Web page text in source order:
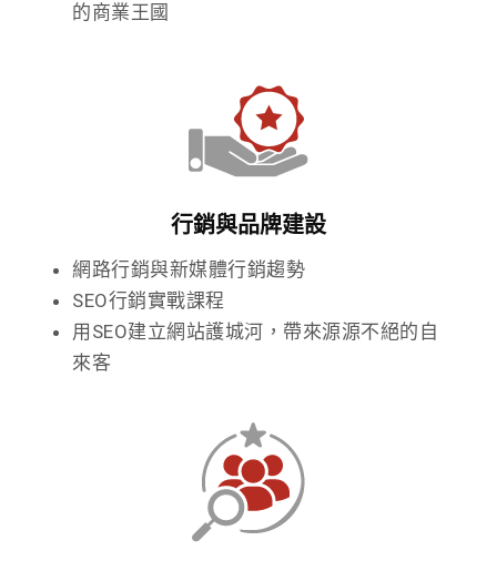
的商業王國
行銷與品牌建設
網路行銷與新媒體行銷趨勢
SEO行銷實戰課程
用SEO建立網站護城河，帶來源源不絕的自
來客